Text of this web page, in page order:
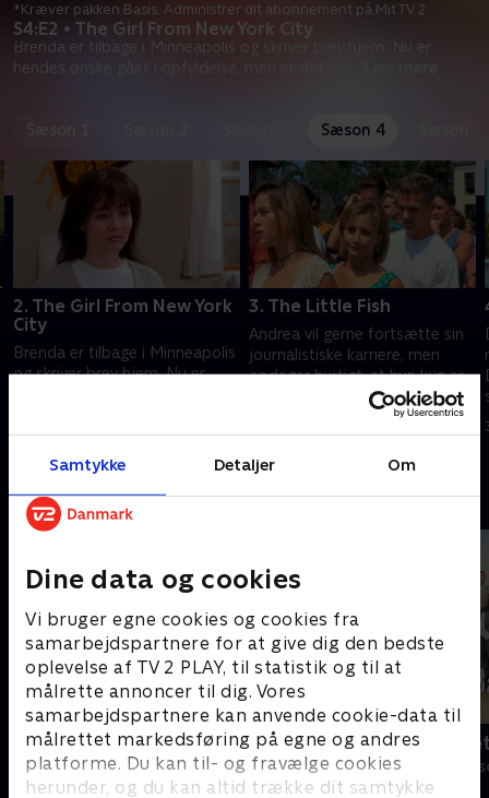
Samtykke Detaljer Om
Dine data og cookies
Vi bruger egne cookies og cookies fra
samarbejdspartnere for at give dig den bedste
oplevelse af TV 2 PLAY, til statistik og til at
målrette annoncer til dig. Vores
samarbejdspartnere kan anvende cookie-data til
målrettet markedsføring på egne og andres
platforme. Du kan til- og fravælge cookies
herunder, og du kan altid trække dit samtykke
S4:E2 • The Girl From New York City
Brenda er tilbage i Minneapolis og skriver brev hjem. Nu er
hendes ønske gået i opfyldelse, men er det nu
*Kræver pakken Basis. Administrer dit abonnement på Mit TV 2.
Sæson 4
2. The Girl From New York
City
Brenda er tilbage i Minneapolis
og skriver brev hjem. Nu er
havde drømt om?
3. The Little Fish
Andrea vil gerne fortsætte sin
journalistiske karriere, men
opdager hurtigt, at hun kun er
en lille fisk i de nye omgivelser.
Dylan er usikker på, hvad han
vil.
Andre så også
Klovn
Komedie • 11 sæsoner Drama • 10